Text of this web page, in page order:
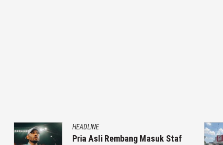
HEADLINE
Pria Asli Rembang Masuk Staf